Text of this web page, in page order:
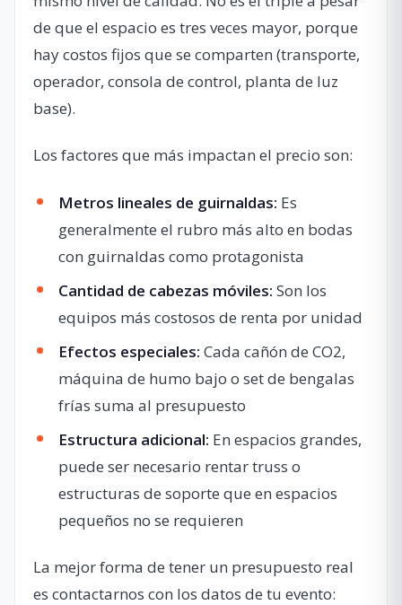
de que el espacio es tres veces mayor, porque
hay costos fijos que se comparten (transporte,
operador, consola de control, planta de luz
base).
Los factores que más impactan el precio son:
Metros lineales de guirnaldas: Es
generalmente el rubro más alto en bodas
con guirnaldas como protagonista
Cantidad de cabezas móviles: Son los
equipos más costosos de renta por unidad
Efectos especiales: Cada cañón de CO2,
máquina de humo bajo o set de bengalas
frías suma al presupuesto
Estructura adicional: En espacios grandes,
puede ser necesario rentar truss o
estructuras de soporte que en espacios
pequeños no se requieren
La mejor forma de tener un presupuesto real
es contactarnos con los datos de tu evento: